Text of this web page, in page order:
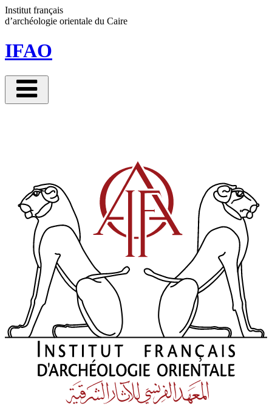
Institut français
d’archéologie orientale du Caire
IFAO
Panneau de gestion des cookies